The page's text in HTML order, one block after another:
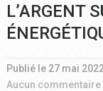
L’ARGENT
Publié le 27 mai
Aucun commentaire